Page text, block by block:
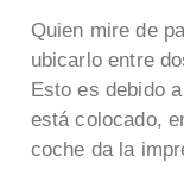
Quien mire de
ubicarlo entre
Esto es debido
está colocado,
coche da la